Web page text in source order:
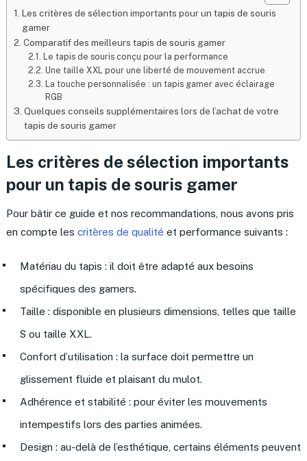
Les critères de sélection importants pour un tapis de souris
gamer
Comparatif des meilleurs tapis de souris gamer
Le tapis de souris conçu pour la performance
Une taille XXL pour une liberté de mouvement accrue
La touche personnalisée : un tapis gamer avec éclairage
RGB
Quelques conseils supplémentaires lors de l’achat de votre
tapis de souris gamer
Les critères de sélection importants
pour un tapis de souris gamer
Pour bâtir ce guide et nos recommandations, nous avons pris
en compte les critères de qualité et performance suivants :
Matériau du tapis : il doit être adapté aux besoins
spécifiques des gamers.
Taille : disponible en plusieurs dimensions, telles que taille
S ou taille XXL.
Confort d’utilisation : la surface doit permettre un
glissement fluide et plaisant du mulot.
Adhérence et stabilité : pour éviter les mouvements
intempestifs lors des parties animées.
Design : au-delà de l’esthétique, certains éléments peuvent